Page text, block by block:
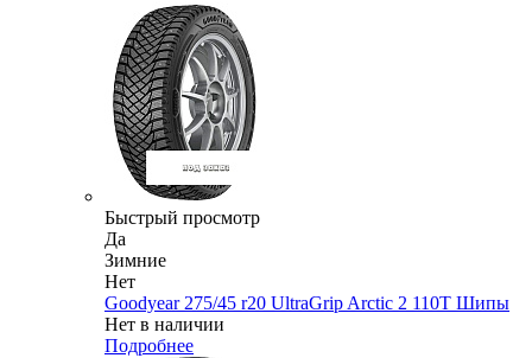
Быстрый просмотр
Да
Зимние
Нет
Goodyear 275/45 r20 UltraGrip Arctic 2 110T Шипы
Нет в наличии
Подробнее